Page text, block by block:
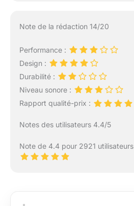
Note de la rédaction 14/20
Performance :
Design :
Durabilité :
Niveau sonore :
Rapport qualité-prix :
Notes des utilisateurs 4.4/5
Note de 4.4 pour 2921 utilisateurs